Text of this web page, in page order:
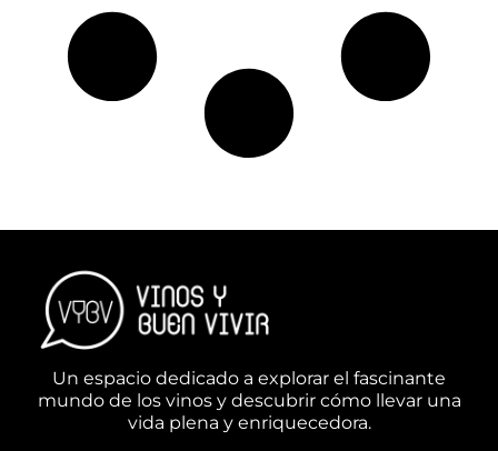
Un espacio dedicado a explorar el fascinante
mundo de los vinos y descubrir cómo llevar una
vida plena y enriquecedora.